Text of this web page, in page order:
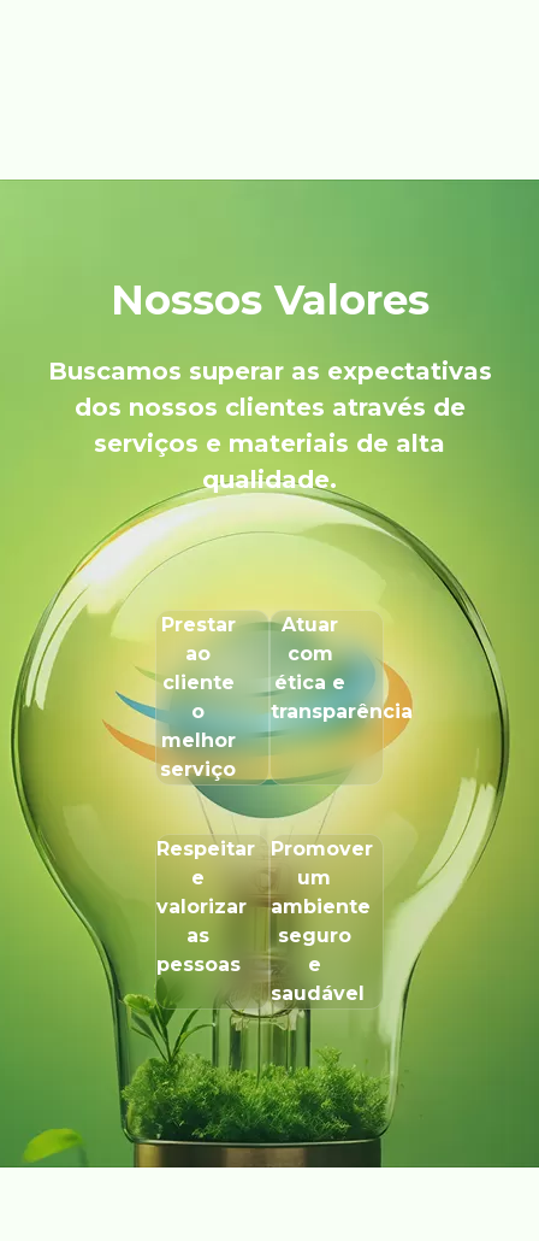
Nossos Valores
Buscamos superar as expectativas
dos nossos clientes através de
serviços e materiais de alta
qualidade.
Prestar
ao
cliente
o
melhor
serviço
Atuar
com
ética e
transparência
Respeitar
e
valorizar
as
pessoas
Promover
um
ambiente
seguro
e
saudável